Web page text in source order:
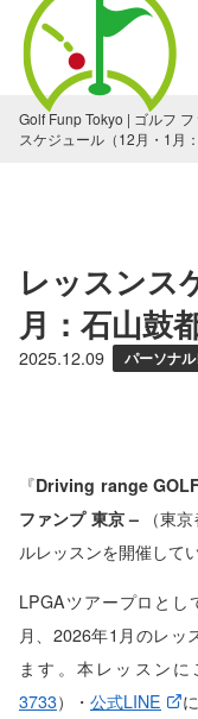
Golf Funp Tokyo | ゴルフ
スケジュール（12月・1月
レッスンス
月：石山鼓
2025.12.09 パーソナ
『Driving range
ファンプ 東京 – （東
ルレッスンを開催してい
LPGAツアープロとし
月、2026年1月のレッ
ます。本レッスン
3733）・ 公式LINE